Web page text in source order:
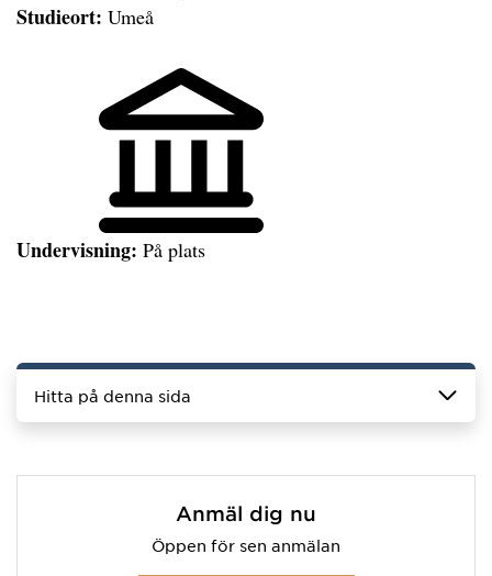
Studieort: Umeå
Undervisning: På plats
Hitta på denna sida
Anmäl dig nu
Öppen för sen anmälan